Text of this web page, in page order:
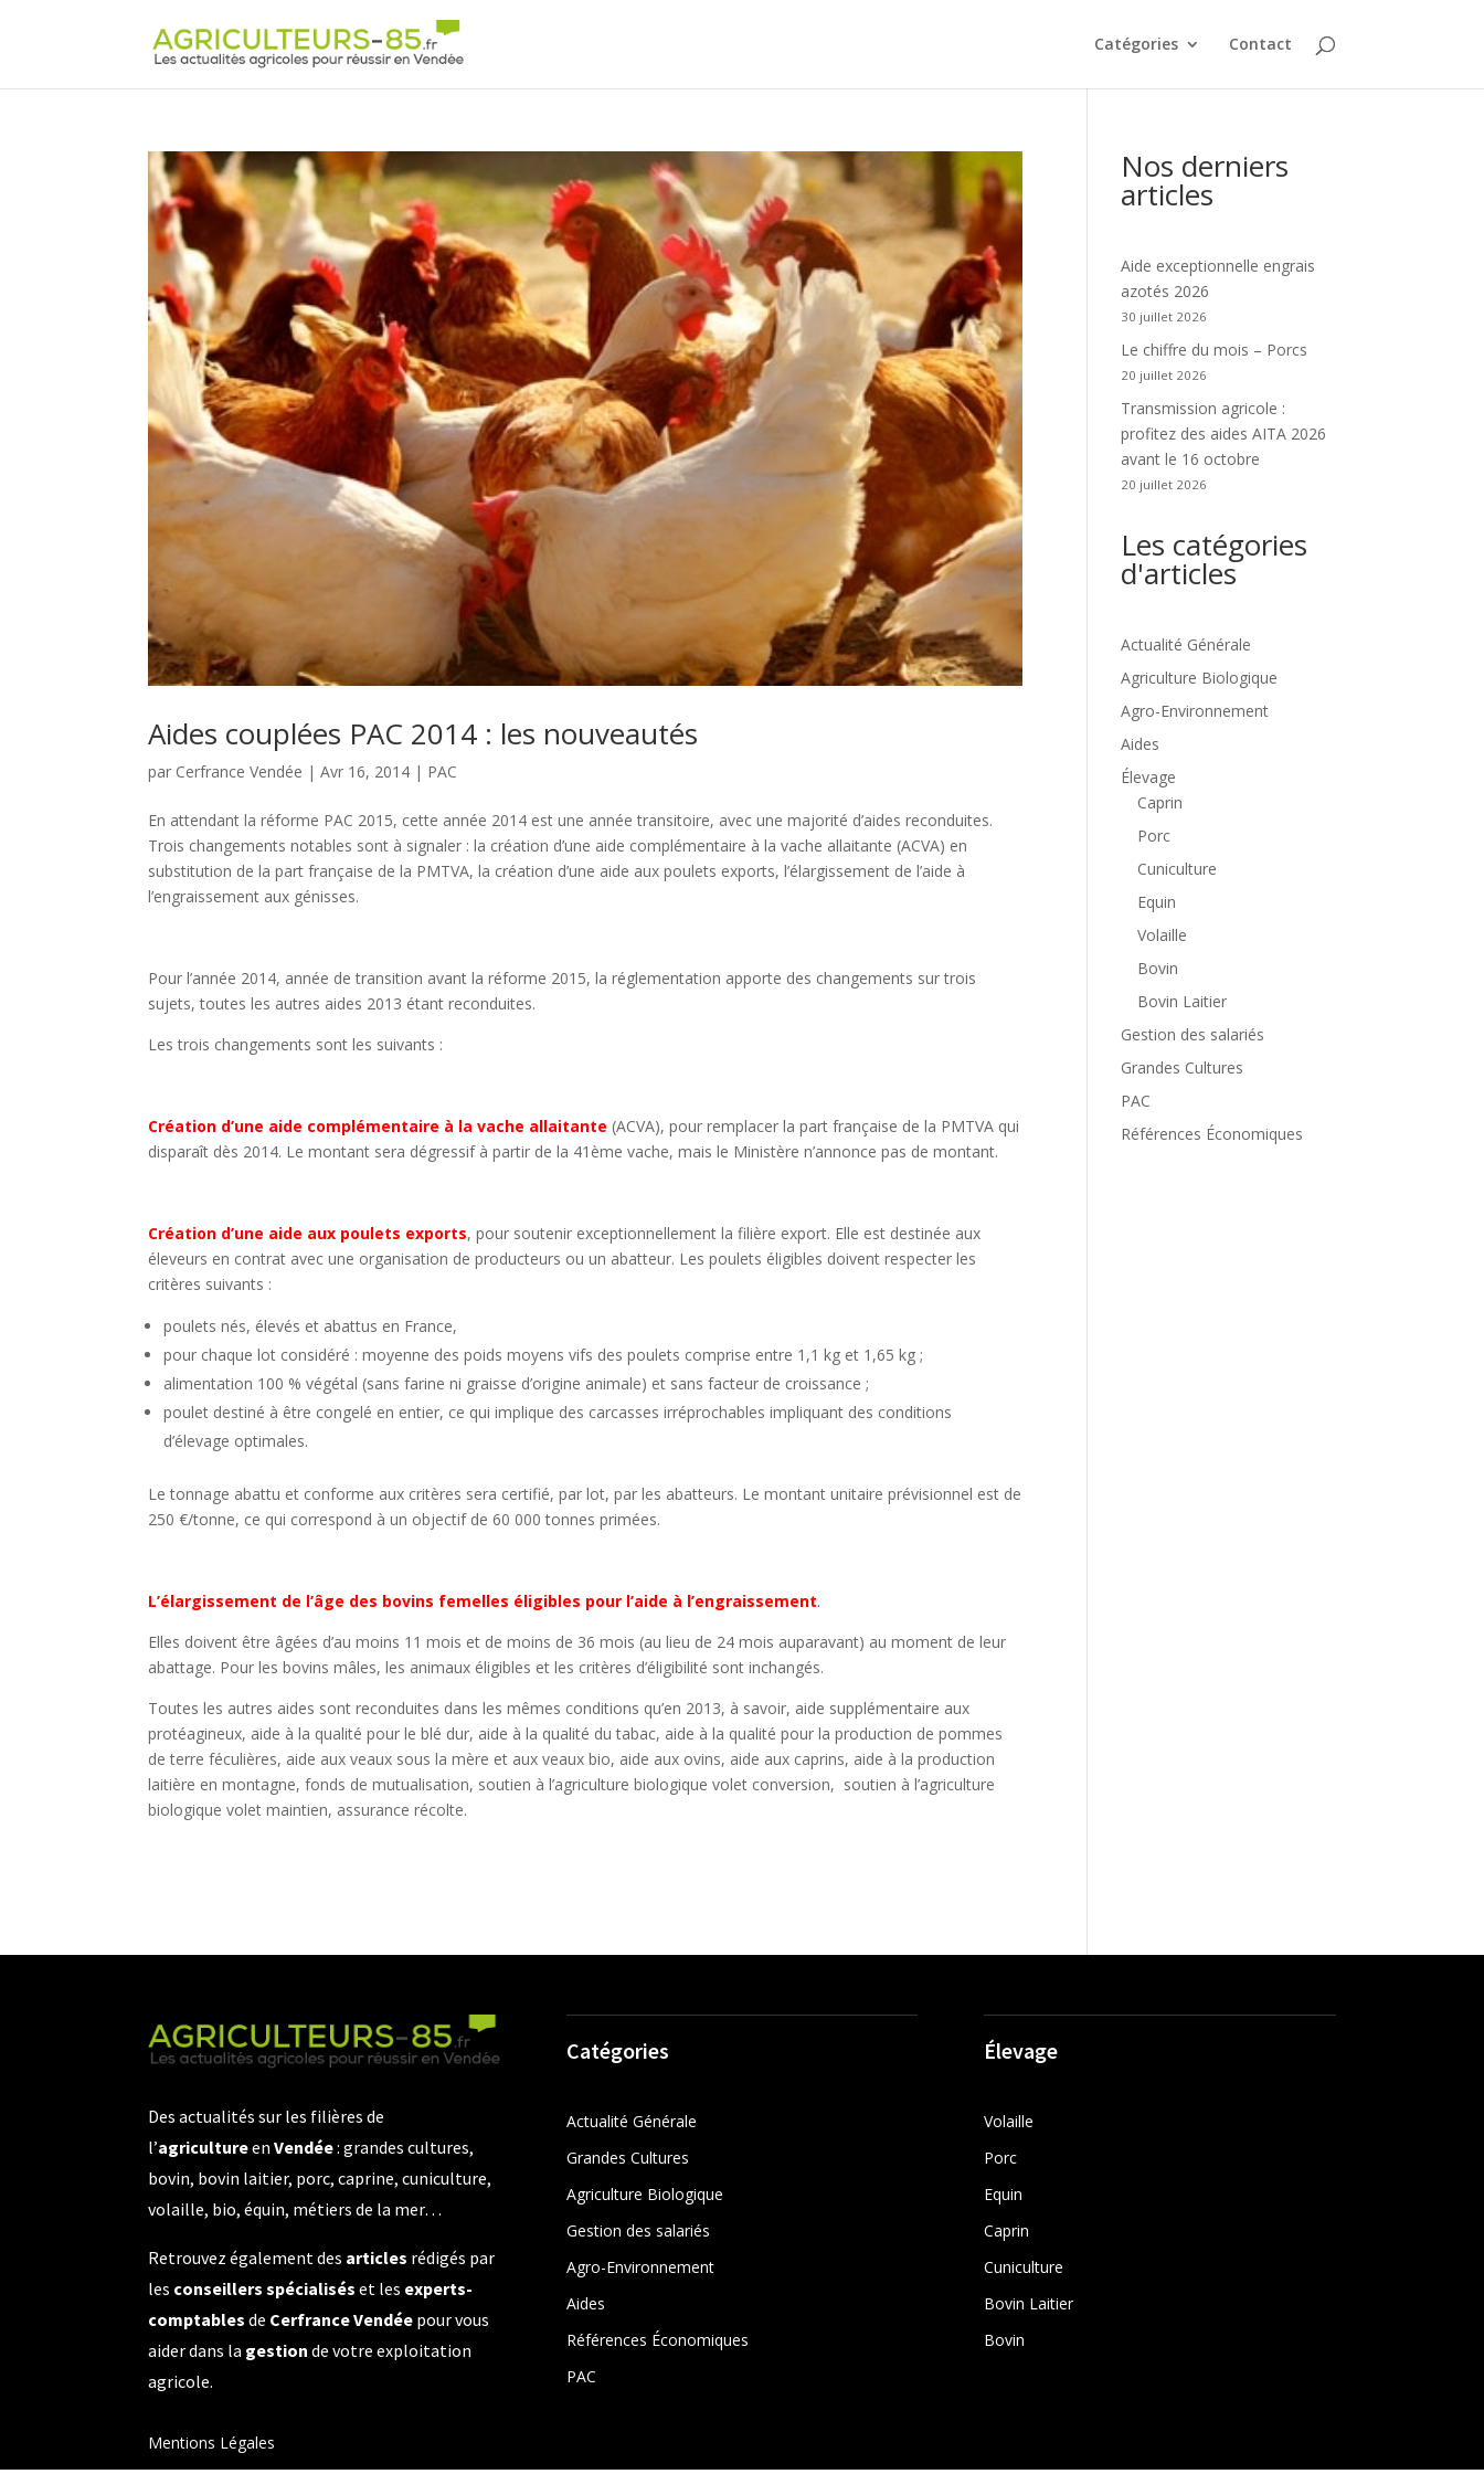
Catégories Contact
Aides couplées PAC 2014 : les nouveautés
par Cerfrance Vendée |Avr 16, 2014 | PAC
En attendant la réforme PAC 2015, cette année 2014 est une année transitoire, avec une majorité d’aides reconduites.
Trois changements notables sont à signaler : la création d’une aide complémentaire à la vache allaitante (ACVA) en
substitution de la part française de la PMTVA, la création d’une aide aux poulets exports, l’élargissement de l’aide à
l’engraissement aux génisses.
Pour l’année 2014, année de transition avant la réforme 2015, la réglementation apporte des changements sur trois
sujets, toutes les autres aides 2013 étant reconduites.
Les trois changements sont les suivants :
Création d’une aide complémentaire à la vache allaitante (ACVA), pour remplacer la part française de la PMTVA qui
disparaît dès 2014. Le montant sera dégressif à partir de la 41ème vache, mais le Ministère n’annonce pas de montant.
Création d’une aide aux poulets exports, pour soutenir exceptionnellement la filière export. Elle est destinée aux
éleveurs en contrat avec une organisation de producteurs ou un abatteur. Les poulets éligibles doivent respecter les
critères suivants :
poulets nés, élevés et abattus en France,
pour chaque lot considéré : moyenne des poids moyens vifs des poulets comprise entre 1,1 kg et 1,65 kg ;
alimentation 100 % végétal (sans farine ni graisse d’origine animale) et sans facteur de croissance ;
poulet destiné à être congelé en entier, ce qui implique des carcasses irréprochables impliquant des conditions
d’élevage optimales.
Le tonnage abattu et conforme aux critères sera certifié, par lot, par les abatteurs. Le montant unitaire prévisionnel est de
250 €/tonne, ce qui correspond à un objectif de 60 000 tonnes primées.
L’élargissement de l’âge des bovins femelles éligibles pour l’aide à l’engraissement.
Elles doivent être âgées d’au moins 11 mois et de moins de 36 mois (au lieu de 24 mois auparavant) au moment de leur
abattage. Pour les bovins mâles, les animaux éligibles et les critères d’éligibilité sont inchangés.
Toutes les autres aides sont reconduites dans les mêmes conditions qu’en 2013, à savoir, aide supplémentaire aux
protéagineux, aide à la qualité pour le blé dur, aide à la qualité du tabac, aide à la qualité pour la production de pommes
de terre féculières, aide aux veaux sous la mère et aux veaux bio, aide aux ovins, aide aux caprins, aide à la production
laitière en montagne, fonds de mutualisation, soutien à l’agriculture biologique volet conversion, soutien à l’agriculture
biologique volet maintien, assurance récolte.
Nos derniers
articles
Aide exceptionnelle engrais
azotés 2026
30 juillet 2026
Le chiffre du mois – Porcs
20 juillet 2026
Transmission agricole :
profitez des aides AITA 2026
avant le 16 octobre
20 juillet 2026
Les catégories
d'articles
Actualité Générale
Agriculture Biologique
Agro-Environnement
Aides
Élevage
Caprin
Porc
Cuniculture
Equin
Volaille
Bovin
Bovin Laitier
Gestion des salariés
Grandes Cultures
PAC
Références Économiques
Des actualités sur les filières de
l’agricultureenVendée: grandes cultures,
bovin, bovin laitier, porc, caprine, cuniculture,
volaille, bio, équin, métiers de la mer…
Retrouvez également des articles rédigés par
les conseillers spécialisés et les experts-
comptables de Cerfrance Vendée pour vous
aider dans la gestion de votre exploitation
agricole.
Mentions Légales
Catégories
Actualité Générale
Grandes Cultures
Agriculture Biologique
Gestion des salariés
Agro-Environnement
Aides
Références Économiques
PAC
Élevage
Volaille
Porc
Equin
Caprin
Cuniculture
Bovin Laitier
Bovin